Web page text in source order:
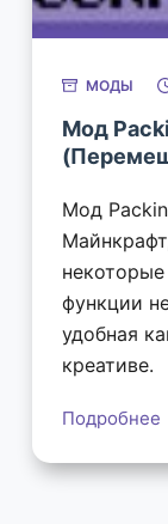
МОДЫ
Мод
Мод
функции
удобная
креативе.
Подробнее